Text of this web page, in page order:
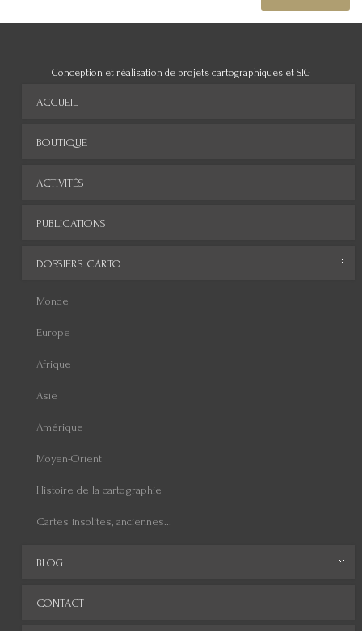
Conception et réalisation de projets cartographiques et SIG
ACCUEIL
BOUTIQUE
ACTIVITÉS
PUBLICATIONS
DOSSIERS CARTO
Monde
Europe
Afrique
Asie
Amérique
Moyen-Orient
Histoire de la cartographie
Cartes insolites, anciennes...
BLOG
Archives
CONTACT